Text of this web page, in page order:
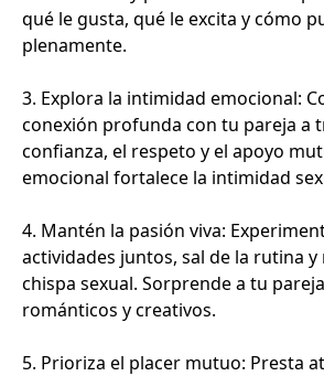
qué le gusta, qué le excita y cómo
plenamente.
3. Explora la intimidad emocional:
conexión profunda con tu pareja a
confianza, el respeto y el apoyo
emocional fortalece la intimidad
4. Mantén la pasión viva:
actividades juntos, sal de la rutina y
chispa sexual. Sorprende a tu
románticos y creativos.
5. Prioriza el placer mutuo: Presta